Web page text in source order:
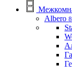
Albero